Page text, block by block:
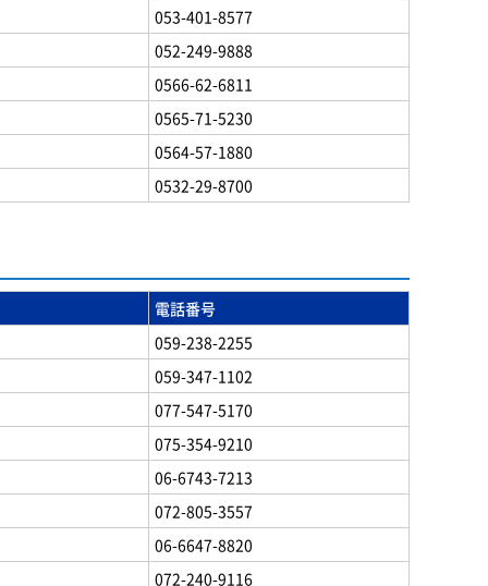
053-401-8577
052-249-9888
0566-62-6811
0565-71-5230
0564-57-1880
0532-29-8700
電話番号
059-238-2255
059-347-1102
077-547-5170
075-354-9210
06-6743-7213
072-805-3557
06-6647-8820
072-240-9116